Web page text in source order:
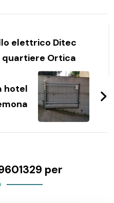
elettrico Ditec
quartiere Ortica
hotel
per